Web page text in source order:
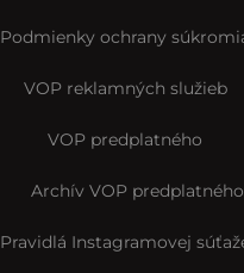
Podmienky ochrany
VOP reklamných služieb
VOP predplatného
Archív VOP predplatného
Pravidlá Instagramovej